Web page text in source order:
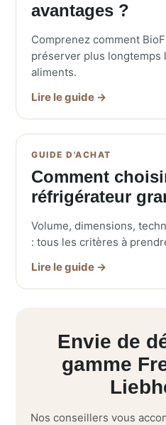
avantages ?
Comprenez comment
préserver plus longtemps
aliments.
Lire le guide →
GUIDE D'ACHAT
Comment
réfrigérateur
Volume, dimensions,
: tous les critères à
Lire le guide →
Envie de
gamme
Nos conseillers vous